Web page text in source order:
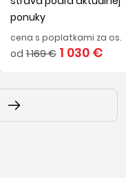
ponuky
cena s poplatkami za os.
od 1 169 € 1 030 €